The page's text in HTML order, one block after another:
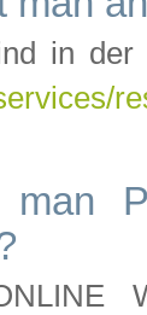
in der